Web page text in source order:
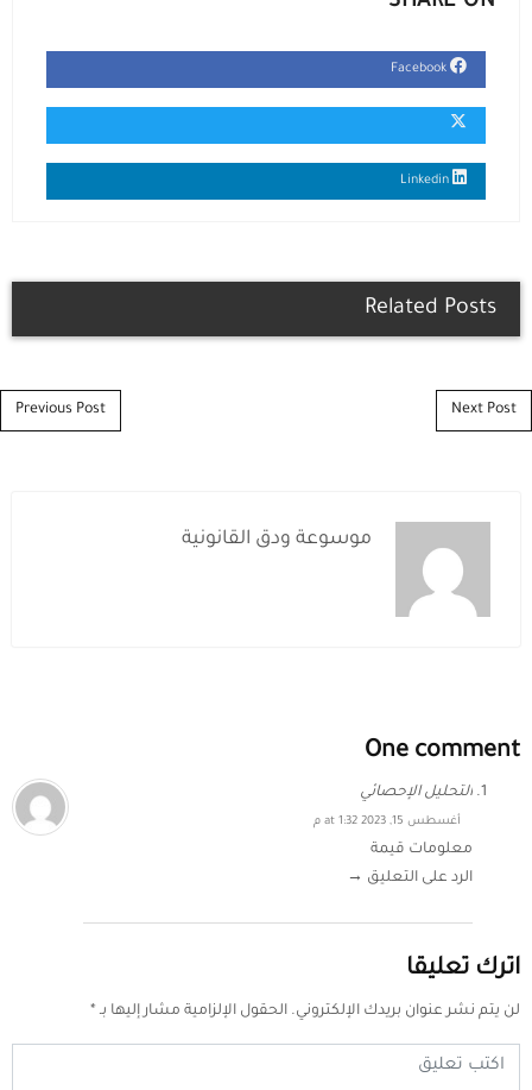
Related Posts
Post navigation
Previous Post Next Post
موسوعة ودق القانونية
One comment
التحليل الإحصائي
أغسطس 15, 2023 at 1:32 م
معلومات قيمة
الرد على التعليق →
اترك تعليقا
لن يتم نشر عنوان بريدك الإلكتروني. الحقول الإلزامية مشار إليها بـ *